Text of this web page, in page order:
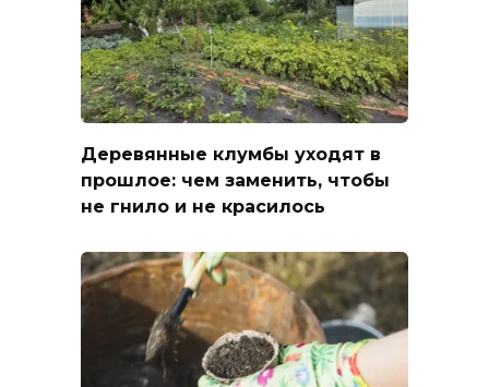
Деревянные клумбы уходят в
прошлое: чем заменить, чтобы
не гнило и не красилось